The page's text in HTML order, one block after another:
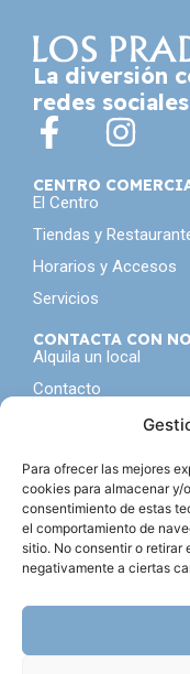
Para ofrecer las mejores
cookies para almacenar y/
consentimiento de estas
el comportamiento de
sitio. No consentir o retirar
negativamente a ciertas
La diversión
redes
CENTRO
El Centro
Tiendas y
Horarios y Accesos
Servicios
CONTACTA CON
Alquila un local
Contacto
NO TE PIERDAS
de todo, inscribete
Acepto la